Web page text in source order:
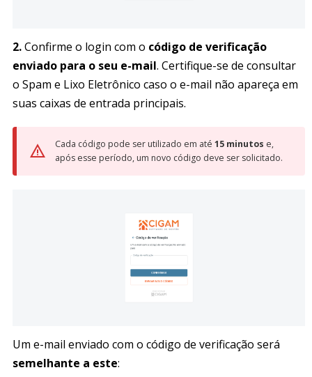
2.Confirme o login com o código de verificação
enviado para o seu e-mail. Certifique-se de consultar
o Spam e Lixo Eletrônico caso o e-mail não apareça em
suas caixas de entrada principais.
Cada código pode ser utilizado em até 15 minutos e,
após esse período, um novo código deve ser solicitado.
Um e-mail enviado com o código de verificação será
semelhante a este: